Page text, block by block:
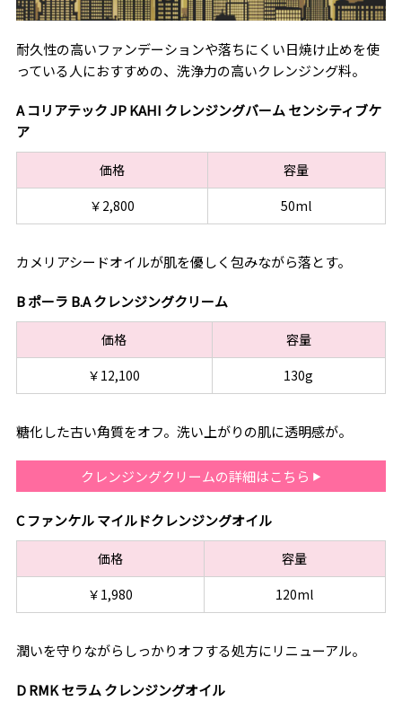
耐久性の高いファンデーションや落ちにくい日焼け止めを使
っている人におすすめの、洗浄力の高いクレンジング料。
A コリアテック JP KAHI クレンジングバーム センシティブケ
ア
価格
容量
￥2,800
50ml
カメリアシードオイルが肌を優しく包みながら落とす。
B ポーラ B.A クレンジングクリーム
価格
容量
￥12,100
130g
糖化した古い角質をオフ。洗い上がりの肌に透明感が。
クレンジングクリームの詳細はこちら
C ファンケル マイルドクレンジングオイル
価格
容量
￥1,980
120ml
潤いを守りながらしっかりオフする処方にリニューアル。
D RMK セラム クレンジングオイル